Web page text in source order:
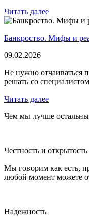
Читать далее
Банкроство. Мифы и
09.02.2026
Не нужно отчаиваться
решать со
Читать далее
Чем мы лучше
Честность и открытость
Мы говорим как есть,
любой момент можете
Надежность